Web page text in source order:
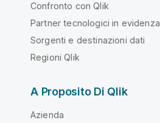
Confronto con Qlik
Partner tecnologici in evidenza
Sorgenti e destinazioni dati
Regioni Qlik
A Proposito Di Qlik
Azienda